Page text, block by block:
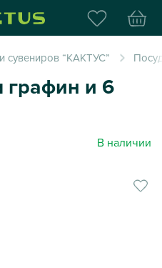
Интернет-магазин
сувениров “КАКТУС”
и 6
В наличии